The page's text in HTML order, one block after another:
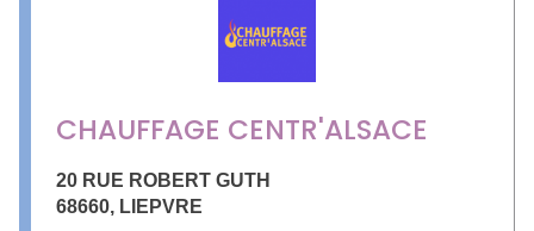
CHAUFFAGE CENTR'ALSACE
20 RUE ROBERT GUTH
68660, LIEPVRE